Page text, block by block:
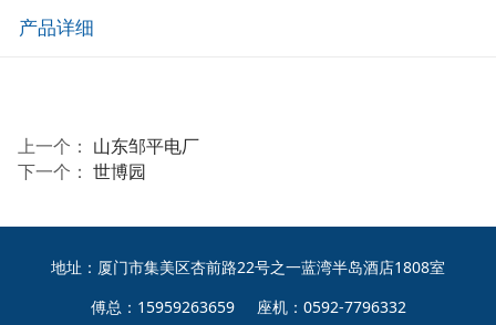
产品详细
上一个： 山东邹平电厂
下一个： 世博园
地址：厦门市集美区杏前路22号之一蓝湾半岛酒店1808室
傅总：15959263659 座机：0592-7796332